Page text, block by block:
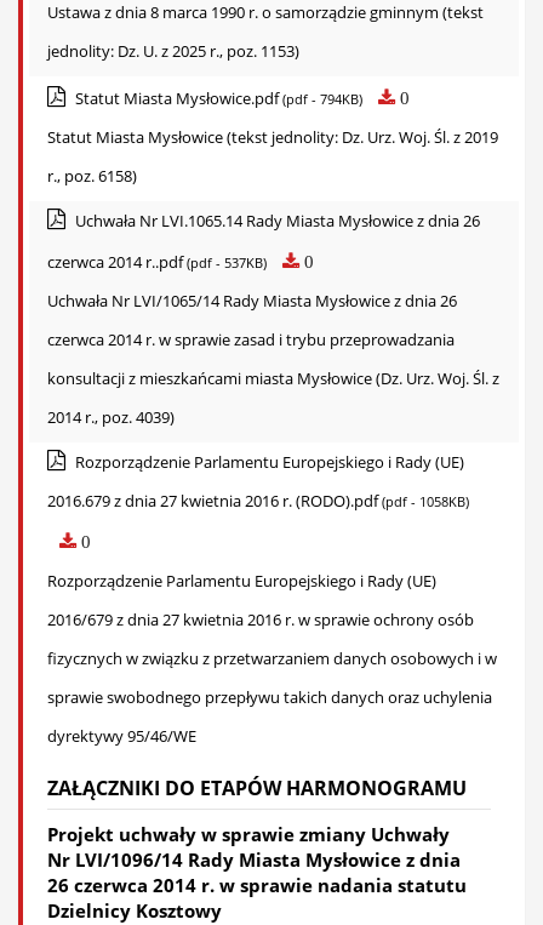
Ustawa z dnia 8 marca 1990 r. o samorządzie gminnym (tekst
jednolity: Dz. U. z 2025 r., poz. 1153)
Statut Miasta Mysłowice.pdf(pdf - 794KB) 0
Statut Miasta Mysłowice (tekst jednolity: Dz. Urz. Woj. Śl. z 2019
r., poz. 6158)
Uchwała Nr LVI.1065.14 Rady Miasta Mysłowice z dnia 26
czerwca 2014 r..pdf(pdf - 537KB) 0
Uchwała Nr LVI/1065/14 Rady Miasta Mysłowice z dnia 26
czerwca 2014 r. w sprawie zasad i trybu przeprowadzania
konsultacji z mieszkańcami miasta Mysłowice (Dz. Urz. Woj. Śl. z
2014 r., poz. 4039)
Rozporządzenie Parlamentu Europejskiego i Rady (UE)
2016.679 z dnia 27 kwietnia 2016 r. (RODO).pdf(pdf - 1058KB)
0
Rozporządzenie Parlamentu Europejskiego i Rady (UE)
2016/679 z dnia 27 kwietnia 2016 r. w sprawie ochrony osób
fizycznych w związku z przetwarzaniem danych osobowych i w
sprawie swobodnego przepływu takich danych oraz uchylenia
dyrektywy 95/46/WE
ZAŁĄCZNIKI DO ETAPÓW HARMONOGRAMU
Projekt uchwały w sprawie zmiany Uchwały
Nr LVI/1096/14 Rady Miasta Mysłowice z dnia
26 czerwca 2014 r. w sprawie nadania statutu
Dzielnicy Kosztowy